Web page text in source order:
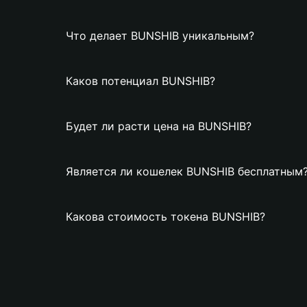
Что делает BUNSHIB уникальным?
Каков потенциал BUNSHIB?
Будет ли расти цена на BUNSHIB?
Является ли кошелек BUNSHIB
Какова стоимость токена BUNSHIB?